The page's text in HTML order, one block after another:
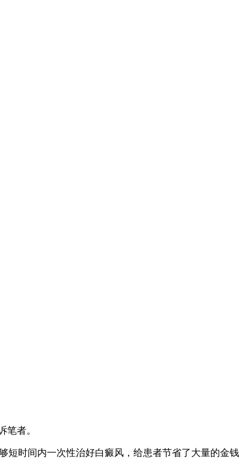
者。
时间内一次性治好白癜风，给患者节省了大量的金钱